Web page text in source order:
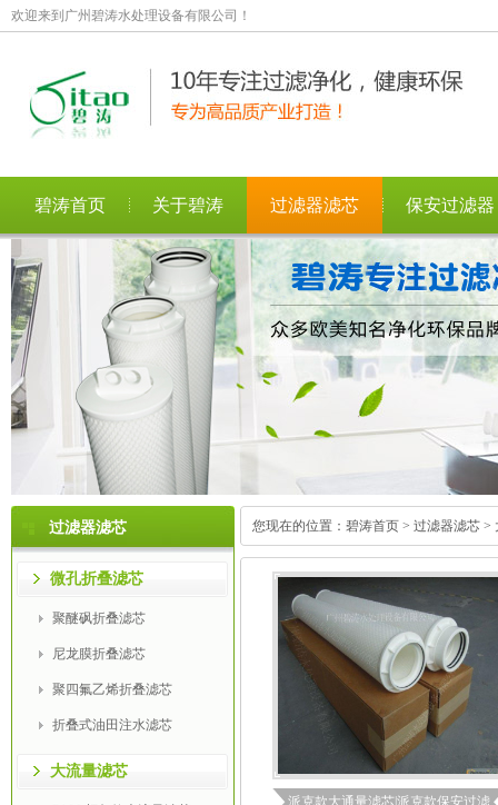
欢迎来到广州碧涛水处理设备有限公司！
碧涛首页 关于碧涛 过滤器滤芯 保安过滤器
过滤器滤芯
微孔折叠滤芯
聚醚砜折叠滤芯
尼龙膜折叠滤芯
聚四氟乙烯折叠滤芯
折叠式油田注水滤芯
大流量滤芯
您现在的位置： 碧涛首页 > 过滤器滤芯 >
派克款大通量滤芯|派克款保安过滤